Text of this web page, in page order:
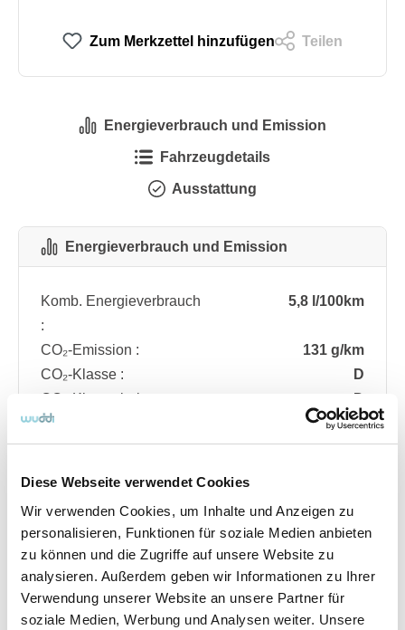
Diese Webseite verwendet Cookies
Wir verwenden Cookies, um Inhalte und Anzeigen zu
personalisieren, Funktionen für soziale Medien anbieten
zu können und die Zugriffe auf unsere Website zu
analysieren. Außerdem geben wir Informationen zu Ihrer
Verwendung unserer Website an unsere Partner für
soziale Medien, Werbung und Analysen weiter. Unsere
Zum Merkzettel hinzufügen Teilen
Energieverbrauch und Emission
Fahrzeugdetails
Ausstattung
Energieverbrauch und Emission
Komb. Energieverbrauch
:
5,8 l/100km
CO₂-Emission :
131 g/km
CO₂-Klasse :
D
CO₂-Klasse bei
entladener Batterie :
D
Fahrzeugdetails
Angebotsnummer
ABO74.385
Ausstattungslinie
ST Line
Verfügbar ab